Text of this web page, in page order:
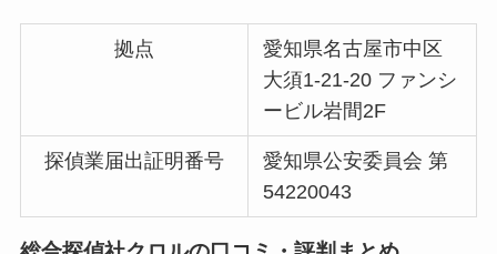
拠点
愛知県名古屋市中区
大須1-21-20 ファンシ
ービル岩間2F
探偵業届出証明番号
愛知県公安委員会 第
54220043